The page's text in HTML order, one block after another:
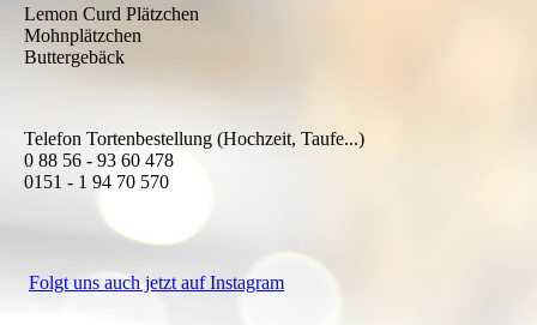
Lemon Curd Plätzchen
Mohnplätzchen
Buttergebäck
Telefon Tortenbestellung (Hochzeit, Taufe...)
0 88 56 - 93 60 478
0151 - 1 94 70 570
Folgt uns auch jetzt auf Instagram